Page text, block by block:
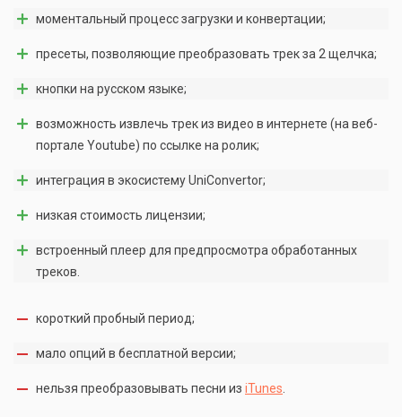
моментальный процесс загрузки и конвертации;
пресеты, позволяющие преобразовать трек за 2 щелчка;
кнопки на русском языке;
возможность извлечь трек из видео в интернете (на веб-
портале Youtube) по ссылке на ролик;
интеграция в экосистему UniConvertor;
низкая стоимость лицензии;
встроенный плеер для предпросмотра обработанных
треков.
короткий пробный период;
мало опций в бесплатной версии;
нельзя преобразовывать песни из iTunes.